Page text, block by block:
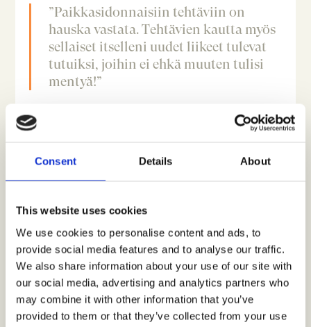
Consent Details About
This website uses cookies
We use cookies to personalise content and ads, to
provide social media features and to analyse our traffic.
We also share information about your use of our site with
our social media, advertising and analytics partners who
may combine it with other information that you’ve
provided to them or that they’ve collected from your use
”Paikkasidonnaisiin tehtäviin on
hauska vastata. Tehtävien kautta myös
sellaiset itselleni uudet liikeet tulevat
tutuiksi, joihin ei ehkä muuten tulisi
mentyä!”
Enemmän itsekseen ja pienemmissä porukoissa
kuitenkin porukassa: ”Katson julkaisemianne
kyselytuloksia somessa. On mielenkiintoista nähdä,
joihin olen myös itse ottanut kantaa. On
toimenpiteitä kyselytulosten perusteella on tehty
yrityksissä. Tuntuu siltä, että voin oikeasti
vaikuttaa asioihin.” Vaikuttamisen lisäksi myös
palkitseminen motivoi. ”On hienoa, että
vaikuttamisen ohella mielipiteistäni palkitaan”,
Satu jatkaa.”Paikkasidonnaisiin tehtäviin on hauska
vastata. Tehtävien kautta myös sellaiset itselleni